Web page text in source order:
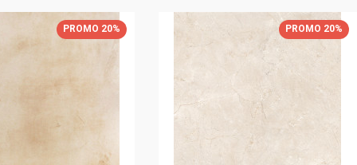
PROMO 20% PROMO 20%